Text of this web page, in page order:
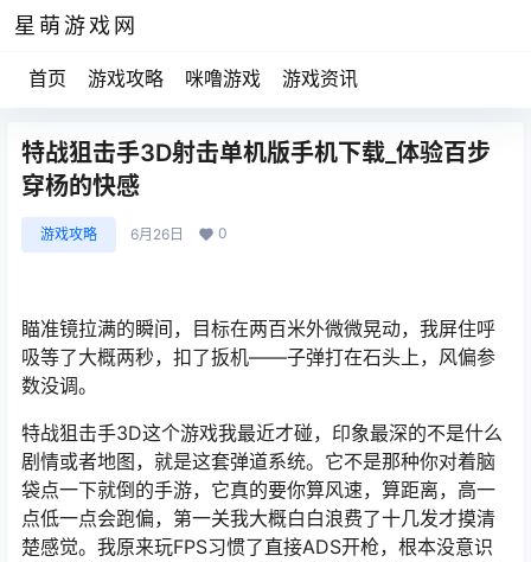
星萌游戏网
首页 游戏攻略 咪噜游戏 游戏资讯
特战狙击手3D射击单机版手机下载_体验百步
穿杨的快感
游戏攻略 6月26日 0
瞄准镜拉满的瞬间，目标在两百米外微微晃动，我屏住呼
吸等了大概两秒，扣了扳机——子弹打在石头上，风偏参
数没调。
特战狙击手3D这个游戏我最近才碰，印象最深的不是什么
剧情或者地图，就是这套弹道系统。它不是那种你对着脑
袋点一下就倒的手游，它真的要你算风速，算距离，高一
点低一点会跑偏，第一关我大概白白浪费了十几发才摸清
楚感觉。我原来玩FPS习惯了直接ADS开枪，根本没意识